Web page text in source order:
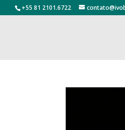
+55 81 2101.6722